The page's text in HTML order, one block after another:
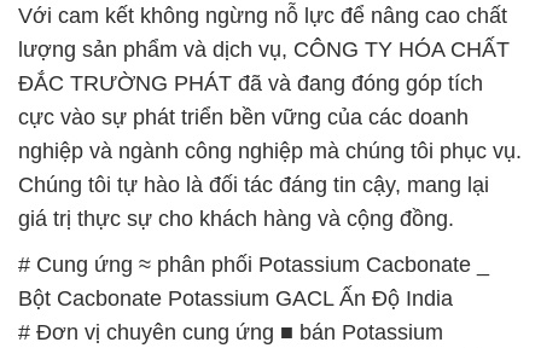
Với cam kết không ngừng nỗ lực để nâng cao chất
lượng sản phẩm và dịch vụ, CÔNG TY HÓA CHẤT
ĐẮC TRƯỜNG PHÁT đã và đang đóng góp tích
cực vào sự phát triển bền vững của các doanh
nghiệp và ngành công nghiệp mà chúng tôi phục vụ.
Chúng tôi tự hào là đối tác đáng tin cậy, mang lại
giá trị thực sự cho khách hàng và cộng đồng.
# Cung ứng ≈ phân phối Potassium Cacbonate _
Bột Cacbonate Potassium GACL Ấn Độ India
# Đơn vị chuyên cung ứng ■ bán Potassium